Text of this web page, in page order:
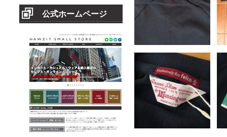
公式ホームページ